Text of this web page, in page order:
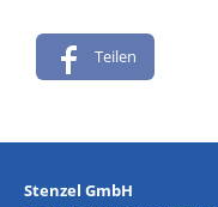
Teilen
Stenzel GmbH